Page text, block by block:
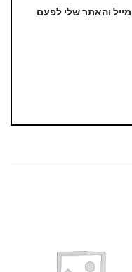
והאתר שלי לפעם